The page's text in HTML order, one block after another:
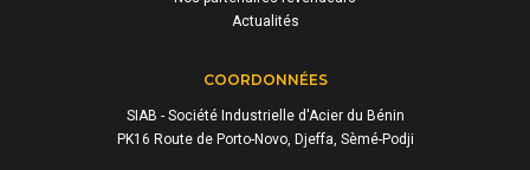
Actualités
COORDONNÉES
SIAB - Société Industrielle d'Acier du Bénin
PK16 Route de Porto-Novo, Djeffa, Sèmé-Podji